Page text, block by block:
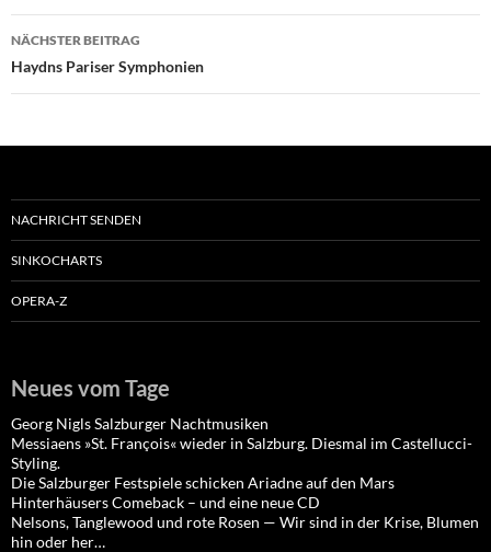
NÄCHSTER BEITRAG
Haydns Pariser Symphonien
NACHRICHT SENDEN
SINKOCHARTS
OPERA-Z
Neues vom Tage
Georg Nigls Salzburger Nachtmusiken
Messiaens »St. François« wieder in Salzburg. Diesmal im Castellucci-
Styling.
Die Salzburger Festspiele schicken Ariadne auf den Mars
Hinterhäusers Comeback – und eine neue CD
Nelsons, Tanglewood und rote Rosen — Wir sind in der Krise, Blumen
hin oder her…